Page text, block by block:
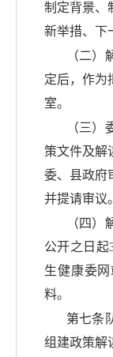
制定背景、
新举措、下
（二
定后，作为
室。
（三
策文件及解
委、 县政府
并提请审议。
（四
公开之日起
生健康委
料。
第七条
组建政策解